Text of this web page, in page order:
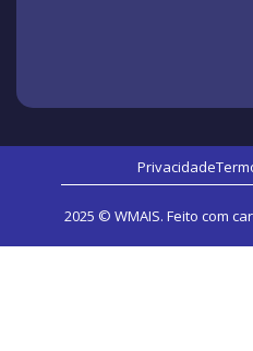
Privacidade
2025 © WMAIS. Feito com